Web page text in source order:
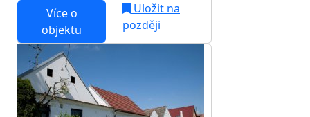
Více o
objektu
Uložit na
později